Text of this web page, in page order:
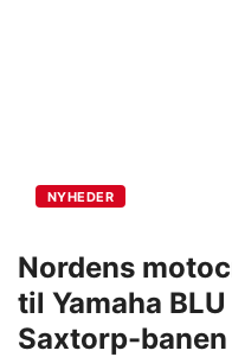
NYHEDER
Nordens
til Yamaha
Saxtorp-banen